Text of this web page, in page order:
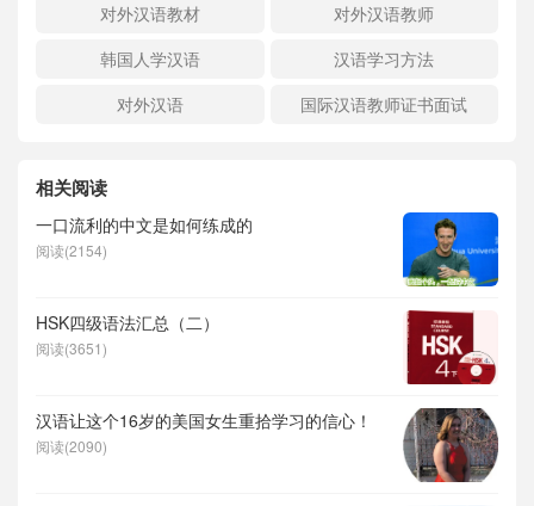
对外汉语教材
对外汉语教师
韩国人学汉语
汉语学习方法
对外汉语
国际汉语教师证书面试
相关阅读
一口流利的中文是如何练成的
阅读(2154)
HSK四级语法汇总（二）
阅读(3651)
汉语让这个16岁的美国女生重拾学习的信心！
阅读(2090)